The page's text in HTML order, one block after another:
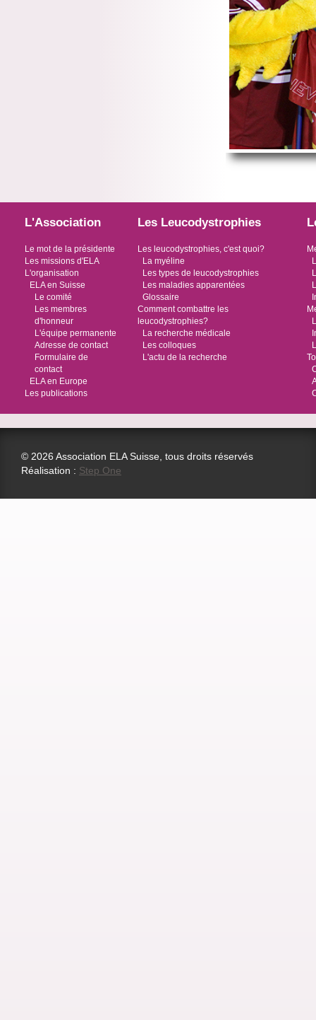
L'Association
Le mot de la présidente
Les missions d'ELA
L'organisation
ELA en Suisse
Le comité
Les membres
d'honneur
L'équipe permanente
Adresse de contact
Formulaire de
contact
ELA en Europe
Les publications
Les Leucodystrophies
Les leucodystrophies, c'est quoi?
La myéline
Les types de leucodystrophies
Les maladies apparentées
Glossaire
Comment combattre les
leucodystrophies?
La recherche médicale
Les colloques
L'actu de la recherche
© 2026 Association ELA Suisse, tous droits réservés
Réalisation : Step One